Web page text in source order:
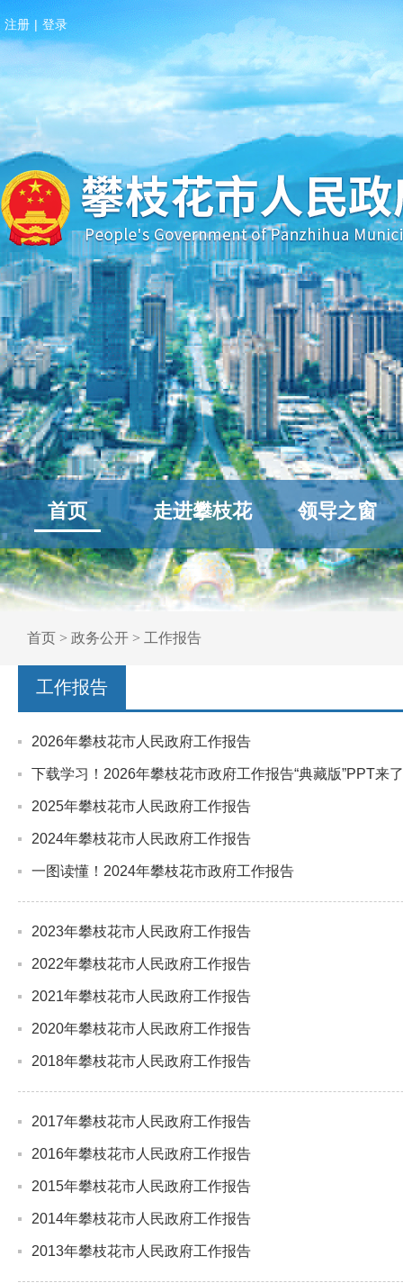
注册 | 登录
首页 走进攀枝花 领导之窗
首页 > 政务公开 > 工作报告
工作报告
2026年攀枝花市人民政府工作报告
下载学习！2026年攀枝花市政府工作报告“典藏版”PPT来
2025年攀枝花市人民政府工作报告
2024年攀枝花市人民政府工作报告
一图读懂！2024年攀枝花市政府工作报告
2023年攀枝花市人民政府工作报告
2022年攀枝花市人民政府工作报告
2021年攀枝花市人民政府工作报告
2020年攀枝花市人民政府工作报告
2018年攀枝花市人民政府工作报告
2017年攀枝花市人民政府工作报告
2016年攀枝花市人民政府工作报告
2015年攀枝花市人民政府工作报告
2014年攀枝花市人民政府工作报告
2013年攀枝花市人民政府工作报告